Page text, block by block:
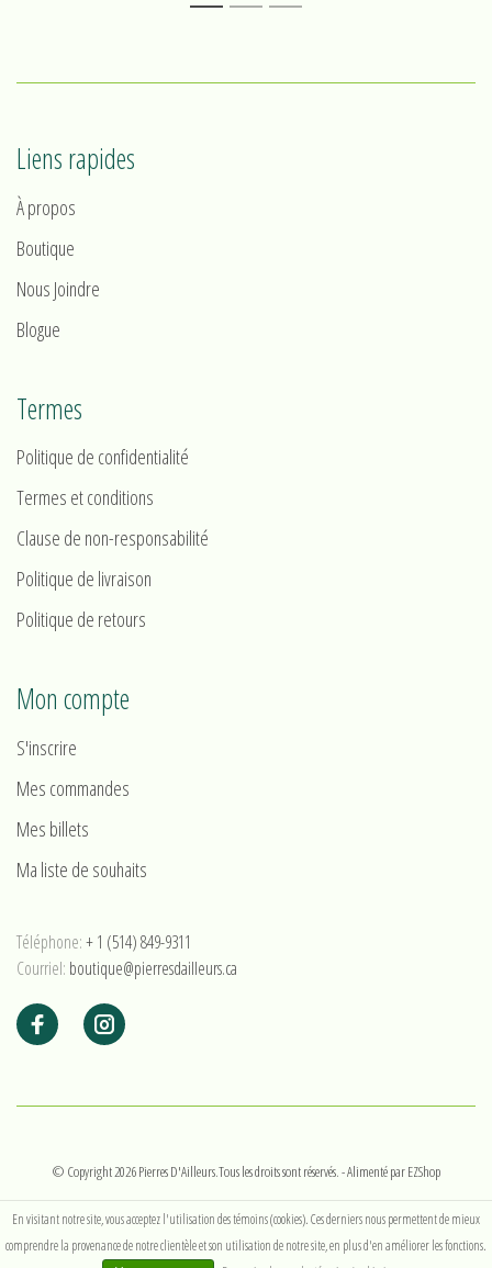
1 2 3
Liens rapides
À propos
Boutique
Nous Joindre
Blogue
Termes
Politique de confidentialité
Termes et conditions
Clause de non-responsabilité
Politique de livraison
Politique de retours
Mon compte
S'inscrire
Mes commandes
Mes billets
Ma liste de souhaits
Téléphone:+ 1 (514) 849-9311
Courriel: boutique@pierresdailleurs.ca
© Copyright 2026 Pierres D'Ailleurs.Tous les droits sont réservés.- Alimenté parEZShop
En visitant notre site, vous acceptez l'utilisation des témoins (cookies). Ces derniers nous permettent de mieux
comprendre la provenance de notre clientèle et son utilisation de notre site, en plus d'en améliorer les fonctions.